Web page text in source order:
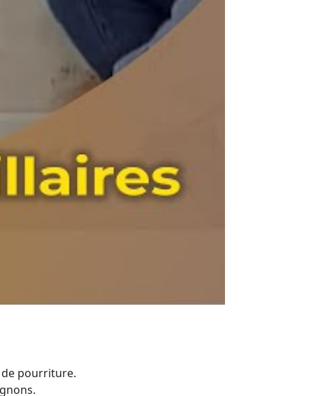
de pourriture.